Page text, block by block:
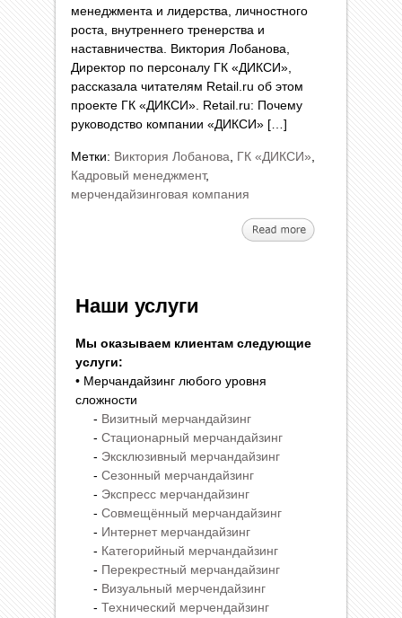
менеджмента и лидерства, личностного
роста, внутреннего тренерства и
наставничества. Виктория Лобанова,
Директор по персоналу ГК «ДИКСИ»,
рассказала читателям Retail.ru об этом
проекте ГК «ДИКСИ». Retail.ru: Почему
руководство компании «ДИКСИ» […]
Метки: Виктория Лобанова ГК «ДИКСИ»
Кадровый менеджмент,
мерчендайзинговая компания
Наши услуги
Мы оказываем клиентам следующие
услуги:
• Мерчандайзинг любого уровня
сложности
- Визитный мерчандайзинг
- Стационарный мерчандайзинг
- Эксклюзивный мерчандайзинг
- Сезонный мерчандайзинг
- Экспресс мерчандайзинг
- Совмещённый мерчандайзинг
- Интернет мерчандайзинг
- Категорийный мерчандайзинг
- Перекрестный мерчандайзинг
- Визуальный мерчендайзинг
- Технический мерчендайзинг